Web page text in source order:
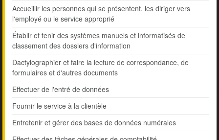
Accueillir les personnes qui se présentent, les diriger vers
l'employé ou le service approprié
Établir et tenir des systèmes manuels et informatisés de
classement des dossiers d'information
Dactylographier et faire la lecture de correspondance, de
formulaires et d'autres documents
Effectuer de l'entré de données
Fournir le service à la clientèle
Entretenir et gérer des bases de données numérales